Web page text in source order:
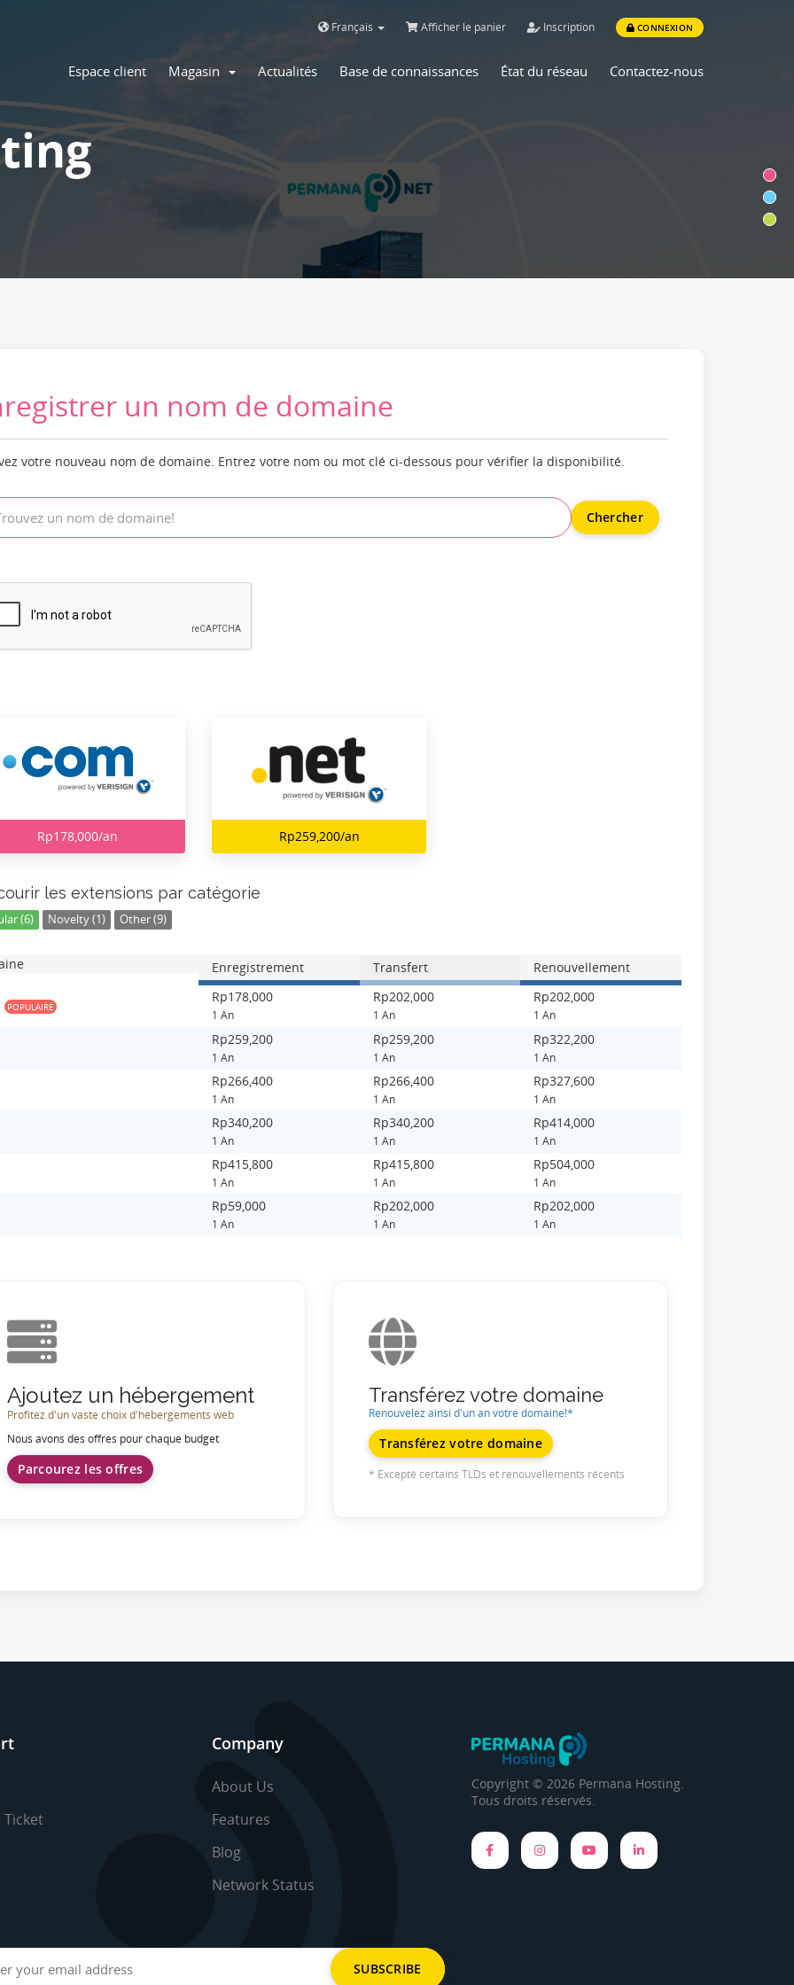
Français Afficher le panier Inscription CONNEXION
Espace client Magasin Actualités Base de connaissances État du réseau Contactez-nous
un nom de domaine
votre nouveau nom de domaine. Entrez votre nom ou mot clé ci-dessous pour vérifier la disponibilité.
Chercher
Rp178,000/an Rp259,200/an
les extensions par catégorie
(6) Novelty (1) Other (9)
Enregistrement Transfert Renouvellement
POPULAIRE
Rp178,000
1 An
Rp202,000
1 An
Rp202,000
1 An
Rp259,200
1 An
Rp259,200
1 An
Rp322,200
1 An
Rp266,400
1 An
Rp266,400
1 An
Rp327,600
1 An
Rp340,200
1 An
Rp340,200
1 An
Rp414,000
1 An
Rp415,800
1 An
Rp415,800
1 An
Rp504,000
1 An
Rp59,000
1 An
Rp202,000
1 An
Rp202,000
1 An
Ajoutez un hébergement
Profitez d'un vaste choix d'hébergements web
Nous avons des offres pour chaque budget
Parcourez les offres
Transférez votre domaine
Renouvelez ainsi d'un an votre domaine!*
Transférez votre domaine
* Excepté certains TLDs et renouvellements récents
Company
About Us
Features
Blog
Network Status
Copyright © 2026 Permana Hosting.
Tous droits réservés.